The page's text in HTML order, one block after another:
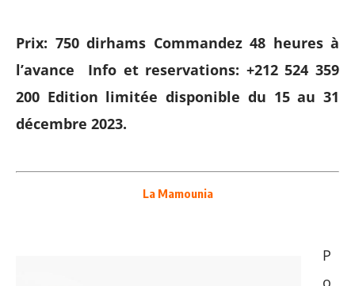
Prix: 750 dirhams Commandez 48 heures à
l’avance
Info et reservations: +212 524 359
200 Edition limitée disponible du 15 au 31
décembre 2023.
La Mamounia
P
o